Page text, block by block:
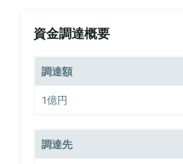
資金調達概要
調達額
1億円
調達先